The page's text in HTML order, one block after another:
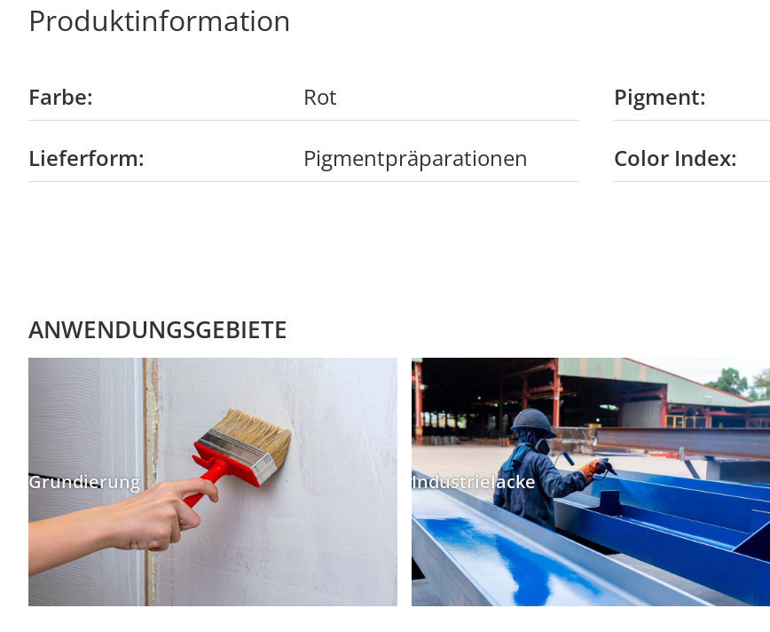
Produktinformation
Farbe: Rot Pigment:
Lieferform: Pigmentpräparationen Color Index:
ANWENDUNGSGEBIETE
Grundierung Industrielacke